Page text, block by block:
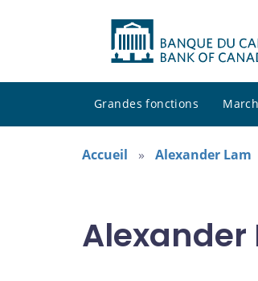
Grandes fonctions
Accueil Alexander Lam